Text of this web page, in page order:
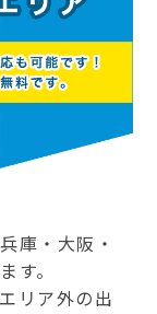
庫・大阪・
す。
リア外の出